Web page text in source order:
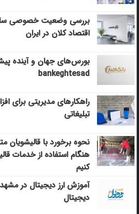
بررسی وضعیت خصوصی
اقتصاد کلان در ایران
بورس‌های جهان و آینده
bankeghtesad
راهکارهای مدیریتی برای
تبلیغاتی
نحوه برخورد با قالیشویان
هنگام استفاده از خدمات
کنیم
آموزش ارز دیجیتال در
دیجیتال